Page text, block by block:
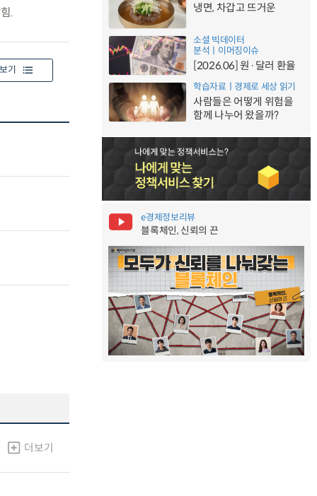
.
기
더보기
냉면, 차갑고 뜨거운
소셜 빅데이터
분석ㅣ이머징이슈
[2026.06] 원·달러 환율
학습자료ㅣ경제로 세상 읽기
사람들은 어떻게 위험을
함께 나누어 왔을까?
e경제정보리뷰
블록체인, 신뢰의 끈